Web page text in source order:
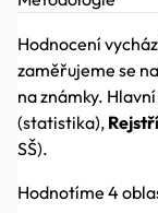
Hodnocení
zaměřujeme se
na známky.
(statistika),
SŠ).
Hodnotíme 4